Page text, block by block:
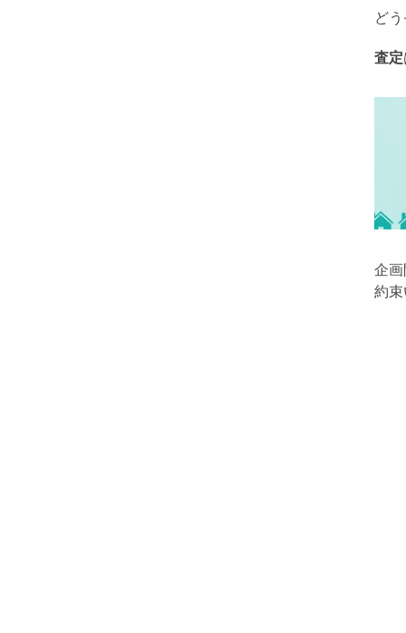
ど
査定
企
約